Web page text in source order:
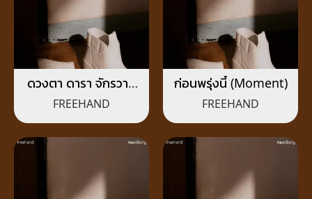
ดวงตา ดารา จักรวาล
(Magic Eye)
FREEHAND
ก่อนพรุ่งนี้ (Moment)
FREEHAND